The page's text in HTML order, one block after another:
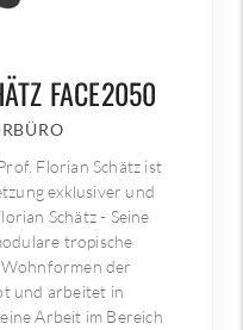
FACE2050
Florian Schätz ist
exklusiver und
Schätz - Seine
tropische
der
und arbeitet in
Arbeit im Bereich